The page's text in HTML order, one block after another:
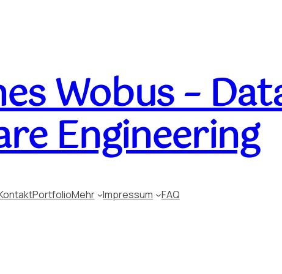
Wobus –
Engineering
PortfolioMehr Impressum FAQ